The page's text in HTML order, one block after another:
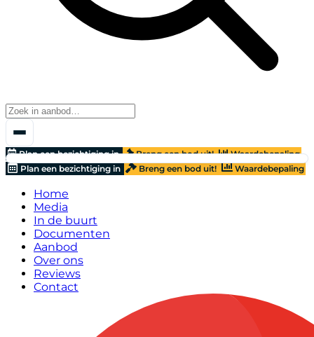
Plan een bezichtiging in Breng een bod uit!
Waardebepaling
Plan een bezichtiging in
Breng een bod uit! Waardebepaling
Home
Media
In de buurt
Documenten
Aanbod
Over ons
Reviews
Contact